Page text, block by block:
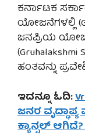
ಕರ್ನಾಟಕ
ಯೋಜನೆಗಳಲ್ಲಿ
ಜನಪ್ರಿಯ
ಹಂತವನ್ನು
ಇದನ್ನೂ ಓದಿ:
ಜನರ
ಕ್ಯಾನ್ಸಲ್